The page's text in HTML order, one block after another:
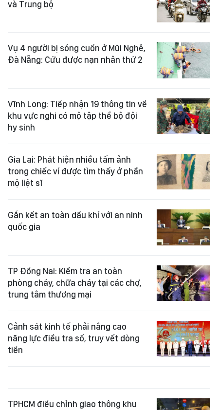
và Trung bộ
Vụ 4 người bị sóng cuốn ở Mũi Nghê,
Đà Nẵng: Cứu được nạn nhân thứ 2
Vĩnh Long: Tiếp nhận 19 thông tin về
khu vực nghi có mộ tập thể bộ đội
hy sinh
Gia Lai: Phát hiện nhiều tấm ảnh
trong chiếc ví được tìm thấy ở phần
mộ liệt sĩ
Gắn kết an toàn dầu khí với an ninh
quốc gia
TP Đồng Nai: Kiểm tra an toàn
phòng cháy, chữa cháy tại các chợ,
trung tâm thương mại
Cảnh sát kinh tế phải nâng cao
năng lực điều tra số, truy vết dòng
tiền
TPHCM điều chỉnh giao thông khu